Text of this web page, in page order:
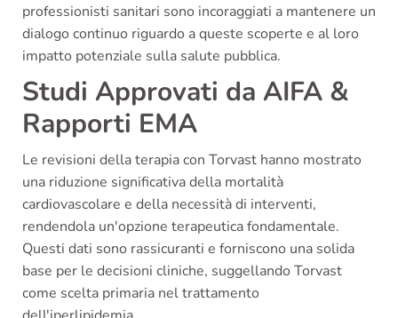
professionisti sanitari sono incoraggiati a mantenere un
dialogo continuo riguardo a queste scoperte e al loro
impatto potenziale sulla salute pubblica.
Studi Approvati da AIFA &
Rapporti EMA
Le revisioni della terapia con Torvast hanno mostrato
una riduzione significativa della mortalità
cardiovascolare e della necessità di interventi,
rendendola un'opzione terapeutica fondamentale.
Questi dati sono rassicuranti e forniscono una solida
base per le decisioni cliniche, suggellando Torvast
come scelta primaria nel trattamento